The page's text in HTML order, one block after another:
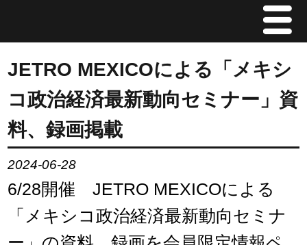
Menu
JMAについて
会員情報
イベント案内
ご入会案内
会員限定情報
JETRO MEXICOによる「メキシ
コ政治経済最新動向セミナー」資
料、録画掲載
2024-06-28
6/28開催 JETRO MEXICOによる
「メキシコ政治経済最新動向セミナ